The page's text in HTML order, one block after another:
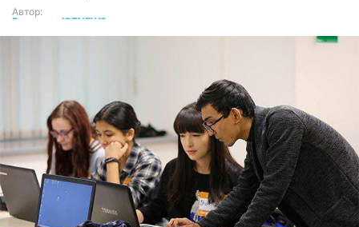
Автор:
Редакция ICTNEWS